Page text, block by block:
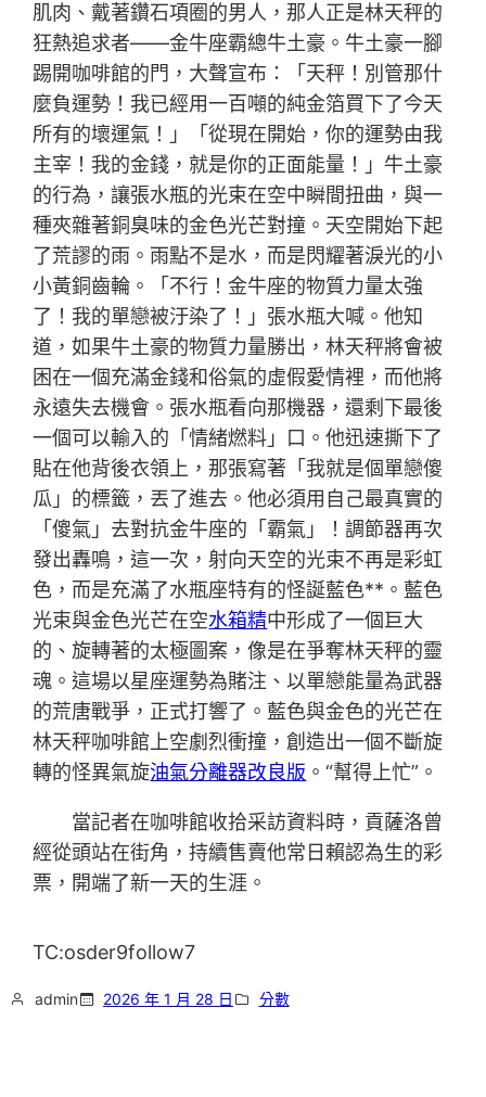
肌肉、戴著鑽石項圈的男人，那人正是林天秤的
狂熱追求者——金牛座霸總牛土豪。牛土豪一腳
踢開咖啡館的門，大聲宣布：「天秤！別管那什
麼負運勢！我已經用一百噸的純金箔買下了今天
所有的壞運氣！」「從現在開始，你的運勢由我
主宰！我的金錢，就是你的正面能量！」牛土豪
的行為，讓張水瓶的光束在空中瞬間扭曲，與一
種夾雜著銅臭味的金色光芒對撞。天空開始下起
了荒謬的雨。雨點不是水，而是閃耀著淚光的小
小黃銅齒輪。「不行！金牛座的物質力量太強
了！我的單戀被汙染了！」張水瓶大喊。他知
道，如果牛土豪的物質力量勝出，林天秤將會被
困在一個充滿金錢和俗氣的虛假愛情裡，而他將
永遠失去機會。張水瓶看向那機器，還剩下最後
一個可以輸入的「情緒燃料」口。他迅速撕下了
貼在他背後衣領上，那張寫著「我就是個單戀傻
瓜」的標籤，丟了進去。他必須用自己最真實的
「傻氣」去對抗金牛座的「霸氣」！調節器再次
發出轟鳴，這一次，射向天空的光束不再是彩虹
色，而是充滿了水瓶座特有的怪誕藍色**。藍色
光束與金色光芒在空水箱精中形成了一個巨大
的、旋轉著的太極圖案，像是在爭奪林天秤的靈
魂。這場以星座運勢為賭注、以單戀能量為武器
的荒唐戰爭，正式打響了。藍色與金色的光芒在
林天秤咖啡館上空劇烈衝撞，創造出一個不斷旋
轉的怪異氣旋油氣分離器改良版 。“幫得上忙”。
當記者在咖啡館收拾采訪資料時，貢薩洛曾
經從頭站在街角，持續售賣他常日賴認為生的彩
票，開端了新一天的生涯。
TC:osder9follow7
admin 2026 年 1 月 28 日 分數